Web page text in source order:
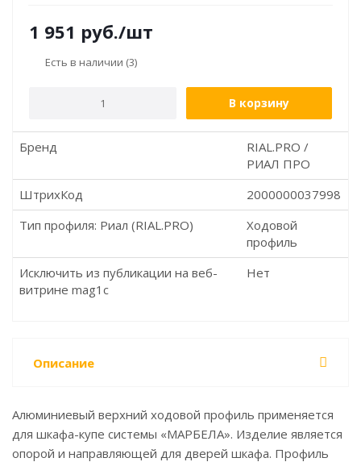
1 951 руб./шт
Есть в наличии (3)
В корзину
Бренд
RIAL.PRO /
РИАЛ ПРО
ШтрихКод
2000000037998
Тип профиля: Риал (RIAL.PRO)
Ходовой
профиль
Исключить из публикации на веб-
витрине mag1c
Нет
Описание
Алюминиевый верхний ходовой профиль применяется
для шкафа-купе системы «МАРБЕЛА». Изделие является
опорой и направляющей для дверей шкафа. Профиль